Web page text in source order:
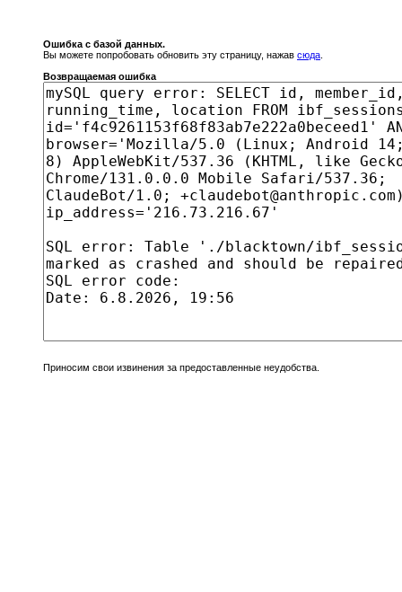
Ошибка с базой данных.
Вы можете попробовать обновить эту страницу, нажав сюда
Возвращаемая ошибка
Приносим свои извинения за предоставленные неудобства.